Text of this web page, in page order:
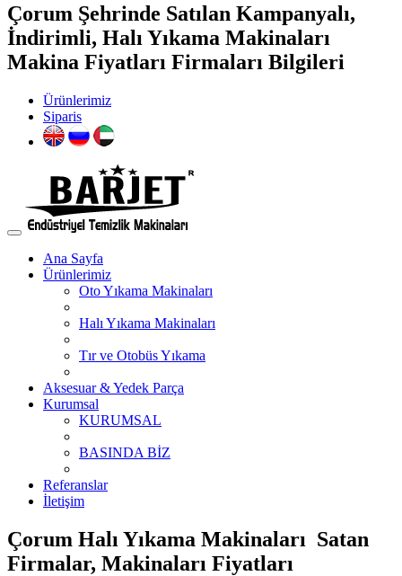
Çorum Şehrinde Satılan Kampanyalı,
İndirimli, Halı Yıkama Makinaları
Makina Fiyatları Firmaları Bilgileri
Ürünlerimiz
Siparis
Ana Sayfa
Ürünlerimiz
Oto Yıkama Makinaları
Halı Yıkama Makinaları
Tır ve Otobüs Yıkama
Aksesuar & Yedek Parça
Kurumsal
KURUMSAL
BASINDA BİZ
Referanslar
İletişim
Çorum Halı Yıkama Makinaları Satan
Firmalar, Makinaları Fiyatları